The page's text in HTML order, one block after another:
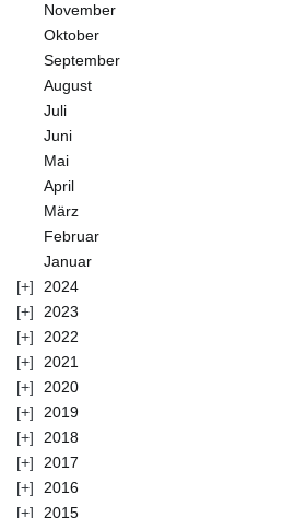
November
Oktober
September
August
Juli
Juni
Mai
April
März
Februar
Januar
2024
2023
2022
2021
2020
2019
2018
2017
2016
2015